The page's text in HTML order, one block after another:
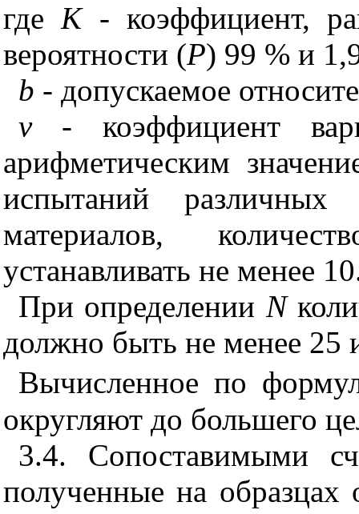
гдеК - коэффициент,
вероятности (Р) 99 % и
b - допускаемое
v- коэффициент
арифметическим
испытаний
материалов,
устанавливать не менее
При определении N
должно быть не менее
Вычисленное по
округляют до большего
3.4. Сопоставимыми
полученные на